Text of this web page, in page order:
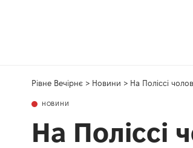
Рівне Вечірнє > Новини > На Поліссі
НОВИНИ
На Поліссі